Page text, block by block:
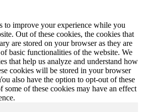
to improve your experience while you
Out of these cookies, the cookies that
are stored on your browser as they are
basic functionalities of the website. We
that help us analyze and understand how
cookies will be stored in your browser
also have the option to opt-out of these
of these cookies may have an effect